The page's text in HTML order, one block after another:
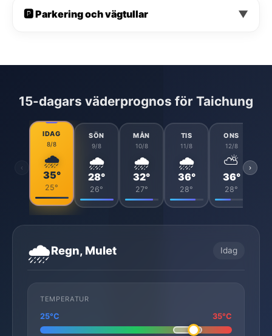
🅿️ Parkering och vägtullar ▼
15-dagars väderprognos för Taichung
‹
IDAG
8/8
🌧️
35°
25°
SÖN
9/8
🌧️
28°
26°
MÅN
10/8
🌧️
32°
27°
TIS
11/8
🌧️
36°
28°
ONS
12/8
⛅
36°
28°
›
🌧️Regn, Mulet Idag
TEMPERATUR
25°C 35°C